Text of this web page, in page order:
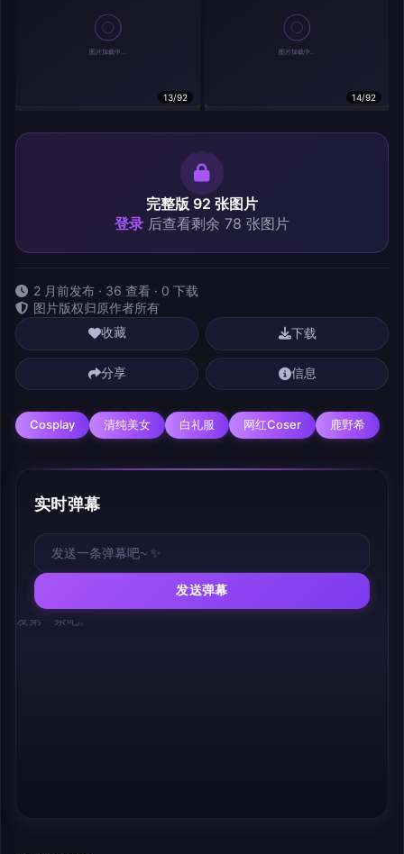
13/92 14/92
完整版 92 张图片
登录 后查看剩余 78 张图片
2 月前发布 · 36 查看 · 0 下载
图片版权归原作者所有
收藏 下载
分享 信息
Cosplay 清纯美女 白礼服 网红Coser 鹿野希
实时弹幕
发送弹幕
发第一条吧。